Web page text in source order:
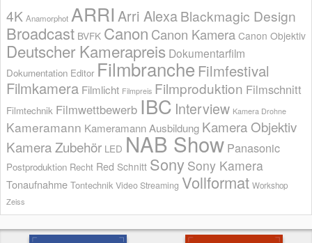
4K Anamorphot ARRI Arri AlexaBlackmagic Design
Broadcast BVFK Canon Canon Kamera Canon Objektiv
Deutscher Kamerapreis Dokumentarfilm
Dokumentation Editor Filmbranche Filmfestival
Filmkamera Filmlicht Filmpreis Filmproduktion Filmschnitt
Filmtechnik Filmwettbewerb IBC Interview Kamera Drohne
Kameramann Kameramann Ausbildung Kamera Objektiv
Kamera Zubehör LED NAB Show Panasonic
Postproduktion Recht Red Schnitt Sony Sony Kamera
Tonaufnahme Tontechnik Video Streaming Vollformat Workshop
Zeiss